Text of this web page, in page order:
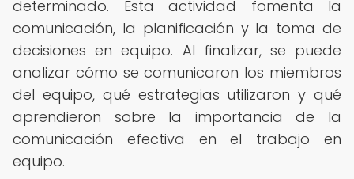
determinado. Esta actividad fomenta la
comunicación, la planificación y la toma de
decisiones en equipo. Al finalizar, se puede
analizar cómo se comunicaron los miembros
del equipo, qué estrategias utilizaron y qué
aprendieron sobre la importancia de la
comunicación efectiva en el trabajo en
equipo.